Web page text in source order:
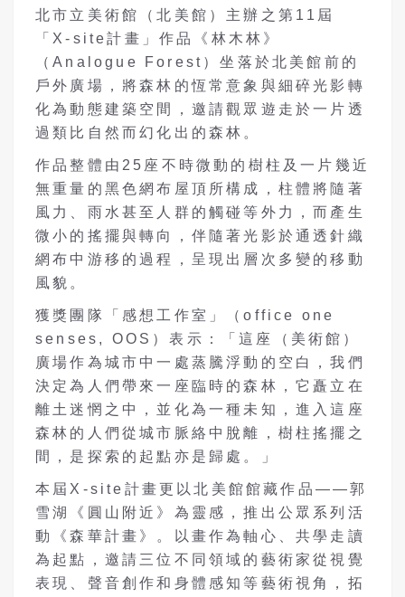
北市立美術館（北美館）主辦之第11屆
「X-site計畫」作品《林木林》
（Analogue Forest）坐落於北美館前的
戶外廣場，將森林的恆常意象與細碎光影轉
化為動態建築空間，邀請觀眾遊走於一片透
過類比自然而幻化出的森林。
作品整體由25座不時微動的樹柱及一片幾近
無重量的黑色網布屋頂所構成，柱體將隨著
風力、雨水甚至人群的觸碰等外力，而產生
微小的搖擺與轉向，伴隨著光影於通透針織
網布中游移的過程，呈現出層次多變的移動
風貌。
獲獎團隊「感想工作室」（office one
senses, OOS）表示：「這座（美術館）
廣場作為城市中一處蒸騰浮動的空白，我們
決定為人們帶來一座臨時的森林，它矗立在
離土迷惘之中，並化為一種未知，進入這座
森林的人們從城市脈絡中脫離，樹柱搖擺之
間，是探索的起點亦是歸處。」
本屆X-site計畫更以北美館館藏作品——郭
雪湖《圓山附近》為靈感，推出公眾系列活
動《森華計畫》。以畫作為軸心、共學走讀
為起點，邀請三位不同領域的藝術家從視覺
表現、聲音創作和身體感知等藝術視角，拓